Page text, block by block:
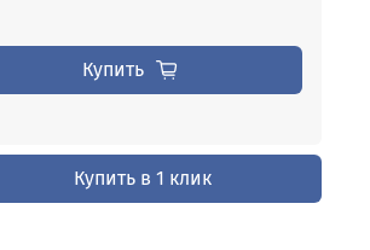
Купить
Купить в 1 клик